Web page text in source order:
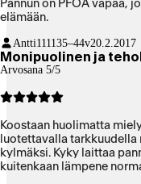
Pannun on PFOA vapaa,
elämään.
Antti111135–44v20.2.2017
Monipuolinen ja
Arvosana 5/5
Koostaan huolimatta
luotettavalla tarkkuudella
kylmäksi. Kyky laittaa
kuitenkaan lämpene